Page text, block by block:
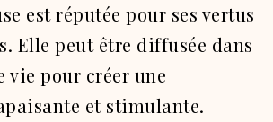
est réputée pour ses vertus
Elle peut être diffusée dans
vie pour créer une
et stimulante.